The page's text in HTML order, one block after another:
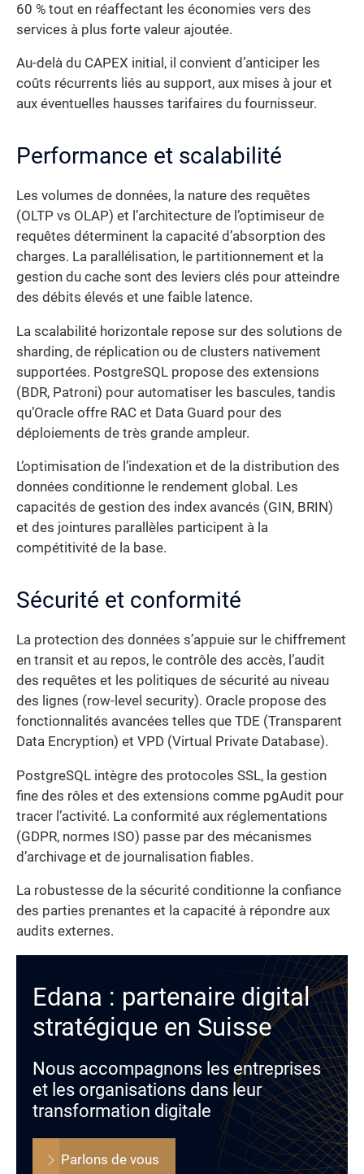
60 % tout en réaffectant les économies vers des
services à plus forte valeur ajoutée.
Au-delà du CAPEX initial, il convient d’anticiper les
coûts récurrents liés au support, aux mises à jour et
aux éventuelles hausses tarifaires du fournisseur.
Performance et scalabilité
Les volumes de données, la nature des requêtes
(OLTP vs OLAP) et l’architecture de l’optimiseur de
requêtes déterminent la capacité d’absorption des
charges. La parallélisation, le partitionnement et la
gestion du cache sont des leviers clés pour atteindre
des débits élevés et une faible latence.
La scalabilité horizontale repose sur des solutions de
sharding, de réplication ou de clusters nativement
supportées. PostgreSQL propose des extensions
(BDR, Patroni) pour automatiser les bascules, tandis
qu’Oracle offre RAC et Data Guard pour des
déploiements de très grande ampleur.
L’optimisation de l’indexation et de la distribution des
données conditionne le rendement global. Les
capacités de gestion des index avancés (GIN, BRIN)
et des jointures parallèles participent à la
compétitivité de la base.
Sécurité et conformité
La protection des données s’appuie sur le chiffrement
en transit et au repos, le contrôle des accès, l’audit
des requêtes et les politiques de sécurité au niveau
des lignes (row-level security). Oracle propose des
fonctionnalités avancées telles que TDE (Transparent
Data Encryption) et VPD (Virtual Private Database).
PostgreSQL intègre des protocoles SSL, la gestion
fine des rôles et des extensions comme pgAudit pour
tracer l’activité. La conformité aux réglementations
(GDPR, normes ISO) passe par des mécanismes
d’archivage et de journalisation fiables.
La robustesse de la sécurité conditionne la confiance
des parties prenantes et la capacité à répondre aux
audits externes.
Edana : partenaire digital
stratégique en Suisse
Nous accompagnons les entreprises
et les organisations dans leur
transformation digitale
Parlons de vous